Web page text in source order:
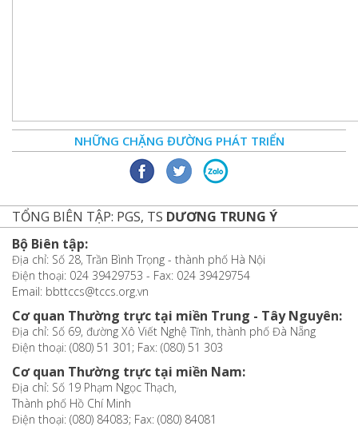
NHỮNG CHẶNG ĐƯỜNG PHÁT TRIỂN
TỔNG BIÊN TẬP: PGS, TS DƯƠNG TRUNG Ý
Bộ Biên tập:
Địa chỉ: Số 28, Trần Bình Trọng - thành phố Hà Nội
Điện thoại: 024 39429753 - Fax: 024 39429754
Email: bbttccs@tccs.org.vn
Cơ quan Thường trực tại miền Trung - Tây Nguyên:
Địa chỉ: Số 69, đường Xô Viết Nghệ Tĩnh, thành phố Đà Nẵng
Điện thoại: (080) 51 301; Fax: (080) 51 303
Cơ quan Thường trực tại miền Nam:
Địa chỉ: Số 19 Phạm Ngọc Thạch,
Thành phố Hồ Chí Minh
Điện thoại: (080) 84083; Fax: (080) 84081